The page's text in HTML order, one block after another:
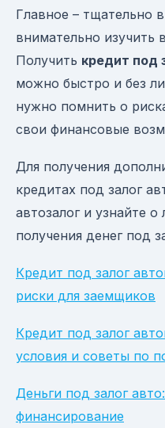
Главное – тщательно
внимательно изучить
Получить кредит под
можно быстро и без
нужно помнить о
свои финансовые
Для получения
кредитах под залог
автозалог и узнайте
получения денег под
Кредит под залог
риски для заемщиков
Кредит под залог
условия и советы по
Деньги под залог
финансирование